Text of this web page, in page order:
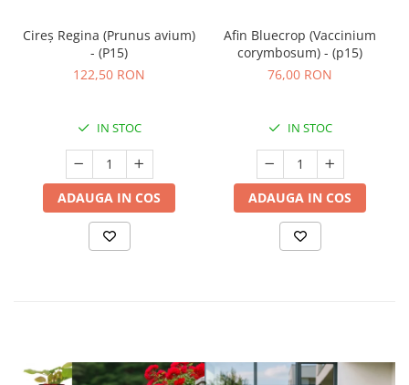
Cireș Regina (Prunus avium)
- (P15)
122,50 RON
IN STOC
ADAUGA IN COS
Afin Bluecrop (Vaccinium
corymbosum) - (p15)
76,00 RON
IN STOC
ADAUGA IN COS